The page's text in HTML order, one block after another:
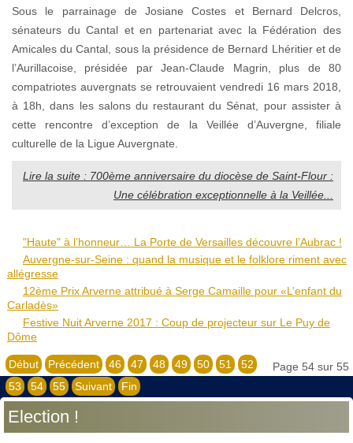
Sous le parrainage de Josiane Costes et Bernard Delcros,
sénateurs du Cantal et en partenariat avec la Fédération des
Amicales du Cantal, sous la présidence de Bernard Lhéritier et de
l’Aurillacoise, présidée par Jean-Claude Magrin, plus de 80
compatriotes auvergnats se retrouvaient vendredi 16 mars 2018,
à 18h, dans les salons du restaurant du Sénat, pour assister à
cette rencontre d’exception de la Veillée d’Auvergne, filiale
culturelle de la Ligue Auvergnate.
Lire la suite : 700ème anniversaire du diocèse de Saint-Flour :
Une célébration exceptionnelle à la Veillée...
"Haute" à l’honneur… La Porte de Versailles découvre l’Aubrac !
Auvergne-sur-Seine : quand la musique et le folklore riment avec
allégresse
12ème Prix Arverne attribué à Serge Camaille pour «L’enfant du
Carladès»
Festive Nuit Arverne 2017 : Coup de projecteur sur Le Puy de
Dôme
Page 54 sur 55
Début Précédent 46 47 48 49 50 51
52
53
54 55 Suivant Fin
Election !